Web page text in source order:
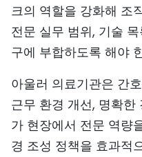
크의 역할을 강화해 조
전문 실무 범위, 기술
구에 부합하도록 해야
아울러 의료기관은 간
근무 환경 개선, 명확
가 현장에서 전문 역량
경 조성 정책을 효과적